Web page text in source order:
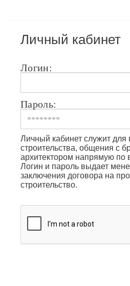
Личный кабинет
Логин:
Пароль:
Личный кабинет служит для
строительства, общения с
архитектором напрямую по
Логин и пароль выдает
заключения договора на
строительство.